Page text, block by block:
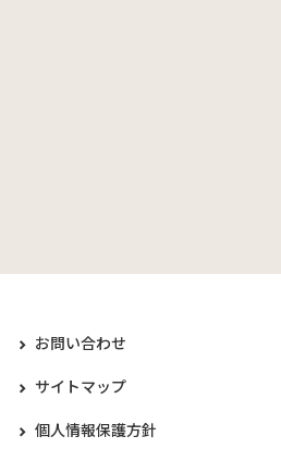
お問い合わせ
サイトマップ
個人情報保護方針